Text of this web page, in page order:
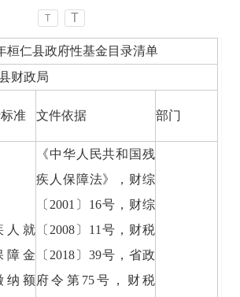
T T
桓仁县政府性基金目录清单
财政局
准 文件依据 部门
人就
障金
纳额
《中华人民共和国残
疾人保障法》，财综
〔2001〕16号，财综
〔2008〕11号，财税
〔2018〕39号，省政
府令第75号，财税